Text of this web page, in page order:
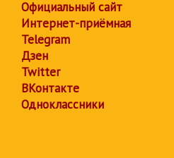
Официальный сайт
Интернет-приёмная
Telegram
Дзен
Twitter
ВКонтакте
Одноклассники